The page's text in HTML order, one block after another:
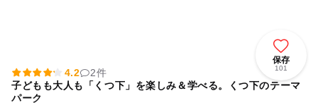
保存
101
4.2
2件
子どもも大人も「くつ下」を楽しみ＆学べる。くつ下のテーマ
パーク